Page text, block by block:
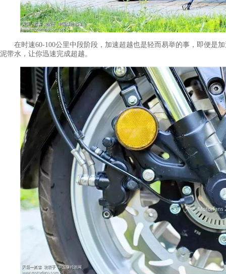
在时速60-100公里中段阶段，加速超越也是轻而易举的事，即便是加
泥带水，让你迅速完成超越。